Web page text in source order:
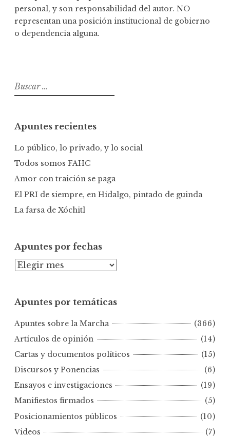
personal, y son responsabilidad del autor. NO
representan una posición institucional de gobierno
o dependencia alguna.
B
u
a
r
Apuntes recientes
Lo público, lo privado, y lo social
Todos somos FAHC
Amor con traición se paga
El PRI de siempre, en Hidalgo, pintado de guinda
La farsa de Xóchitl
Apuntes por fechas
A
n
e
s
p
f
e
c
Apuntes por temáticas
Apuntes sobre la Marcha
(366)
Artículos de opinión
(14)
Cartas y documentos políticos
(15)
Discursos y Ponencias
(6)
Ensayos e investigaciones
(19)
Manifiestos firmados
(5)
Posicionamientos públicos
(10)
Videos
(7)